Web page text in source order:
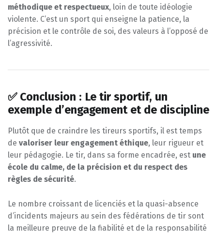
méthodique et respectueux, loin de toute idéologie
violente. C’est un sport qui enseigne la patience, la
précision et le contrôle de soi, des valeurs à l’opposé de
l’agressivité.
✅ Conclusion : Le tir sportif, un
exemple d’engagement et de discipline
Plutôt que de craindre les tireurs sportifs, il est temps
de valoriser leur engagement éthique, leur rigueur et
leur pédagogie. Le tir, dans sa forme encadrée, est une
école du calme, de la précision et du respect des
règles de sécurité.
Le nombre croissant de licenciés et la quasi-absence
d’incidents majeurs au sein des fédérations de tir sont
la meilleure preuve de la fiabilité et de la responsabilité